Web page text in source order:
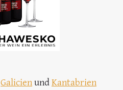
GalicienundKantabrien